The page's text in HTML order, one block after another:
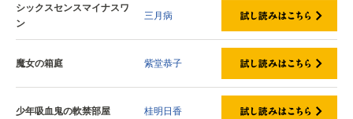
シックスセンスマイナスワ
ン
三月病
魔女の箱庭 紫堂恭子
少年吸血鬼の軟禁部屋 桂明日香